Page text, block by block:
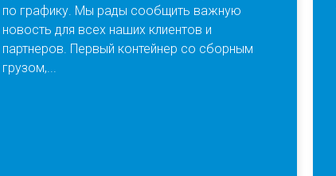
по графику. Мы рады сообщить важную
новость для всех наших клиентов и
партнеров. Первый контейнер со сборным
грузом,...